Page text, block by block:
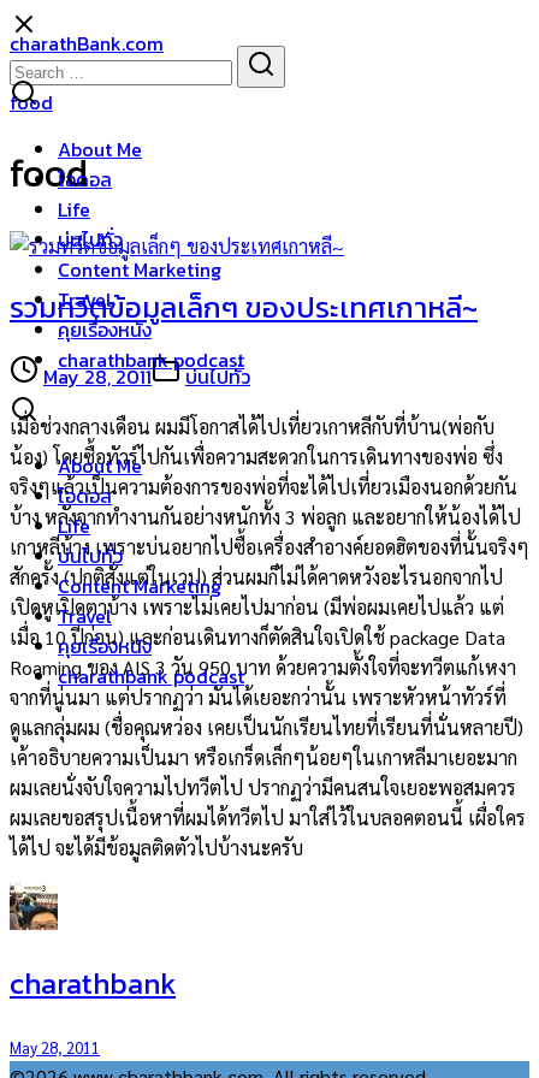
Skip
to
content
charathBank.com
About Me
ไอดอล
Life
บ่นไปทั่ว
Content Marketing
Travel
คุยเรื่องหนัง
charathbank podcast
About Me
ไอดอล
Life
บ่นไปทั่ว
Content Marketing
Travel
คุยเรื่องหนัง
charathbank podcast
Search
for:
food
food
รวมทวีตข้อมูลเล็กๆ ของประเทศเกาหลี~
May 28, 2011 บ่นไปทั่ว
เมื่อช่วงกลางเดือน ผมมีโอกาสได้ไปเที่ยวเกาหลีกับที่บ้าน(พ่อกับ
น้อง) โดยซื้อทัวร์ไปกันเพื่อความสะดวกในการเดินทางของพ่อ ซึ่ง
จริงๆแล้วเป็นความต้องการของพ่อที่จะได้ไปเที่ยวเมืองนอกด้วยกัน
บ้าง หลังจากทำงานกันอย่างหนักทั้ง 3 พ่อลูก และอยากให้น้องได้ไป
เกาหลีบ้าง เพราะบ่นอยากไปซื้อเครื่องสำอางค์ยอดฮิตของที่นั้นจริงๆ
สักครั้ง (ปกติสั่งแต่ในเวป) ส่วนผมก็ไม่ได้คาดหวังอะไรนอกจากไป
เปิดหูเปิดตาบ้าง เพราะไม่เคยไปมาก่อน (มีพ่อผมเคยไปแล้ว แต่
เมื่อ 10 ปีก่อน) และก่อนเดินทางก็ตัดสินใจเปิดใช้ package Data
Roaming ของ AIS 3 วัน 950 บาท ด้วยความตั้งใจที่จะทวีตแก้เหงา
จากที่นู่นมา แต่ปรากฏว่า มันได้เยอะกว่านั้น เพราะหัวหน้าทัวร์ที่
ดูแลกลุ่มผม (ชื่อคุณหว่อง เคยเป็นนักเรียนไทยที่เรียนที่นั่นหลายปี)
เค้าอธิบายความเป็นมา หรือเกร็ดเล็กๆน้อยๆในเกาหลีมาเยอะมาก
ผมเลยนั่งจับใจความไปทวีตไป ปรากฏว่ามีคนสนใจเยอะพอสมควร
ผมเลยขอสรุปเนื้อหาที่ผมได้ทวีตไป มาใส่ไว้ในบลอคตอนนี้ เผื่อใคร
ได้ไป จะได้มีข้อมูลติดตัวไปบ้างนะครับ
charathbank
May 28, 2011